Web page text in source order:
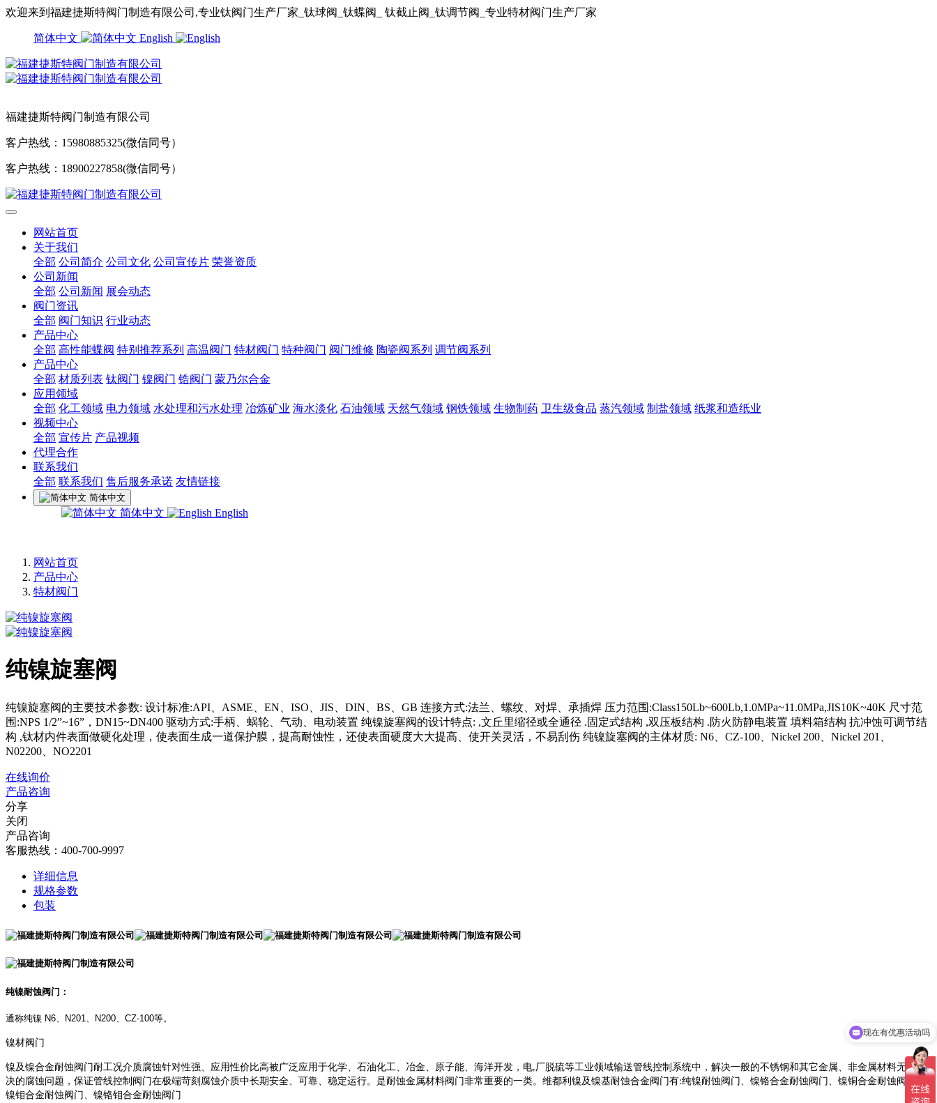
欢迎来到福建捷斯特阀门制造有限公司,专业钛阀门生产厂家_钛球阀_钛蝶阀_ 钛截止阀_钛调节阀_专业特材阀门生产厂家
简体中文 English
福建捷斯特阀门制造有限公司
客户热线：15980885325(微信同号）
客户热线：18900227858(微信同号）
网站首页
关于我们
全部 公司简介 公司文化 公司宣传片 荣誉资质
公司新闻
全部 公司新闻 展会动态
阀门资讯
全部 阀门知识 行业动态
产品中心
全部 高性能蝶阀 特别推荐系列 高温阀门 特材阀门 特种阀门 阀门维修 陶瓷阀系列 调节阀系列
产品中心
全部 材质列表 钛阀门 镍阀门 锆阀门 蒙乃尔合金
应用领域
全部 化工领域 电力领域 水处理和污水处理 冶炼矿业 海水淡化 石油领域 天然气领域 钢铁领域 生物制药 卫生级食品 蒸汽领域 制盐领域 纸浆和造纸业
视频中心
全部 宣传片 产品视频
代理合作
联系我们
全部 联系我们 售后服务承诺 友情链接
简体中文
简体中文 English
网站首页
产品中心
特材阀门
纯镍旋塞阀
纯镍旋塞阀的主要技术参数: 设计标准:API、ASME、EN、ISO、JIS、DIN、BS、GB 连接方式:法兰、螺纹、对焊、承插焊 压力范围:Class150Lb~600Lb,1.0MPa~11.0MPa,JIS10K~40K 尺寸范
围:NPS 1/2”~16”，DN15~DN400 驱动方式:手柄、蜗轮、气动、电动装置 纯镍旋塞阀的设计特点: ,文丘里缩径或全通径 .固定式结构 ,双压板结构 .防火防静电装置 填料箱结构 抗冲蚀可调节结
构 ,钛材内件表面做硬化处理，使表面生成一道保护膜，提高耐蚀性，还使表面硬度大大提高、使开关灵活，不易刮伤 纯镍旋塞阀的主体材质: N6、CZ-100、Nickel 200、Nickel 201、
N02200、NO2201
在线询价
产品咨询
分享
关闭
产品咨询
客服热线：400-700-9997
详细信息
规格参数
包装
纯镍耐蚀阀门：
通称纯镍 N6 N201 N200 CZ-100等。
镍材阀门
镍及镍合金耐蚀阀门耐工况介质腐蚀针对性强、应用性价比高被广泛应用于化学、石油化工、冶金、原子能、海洋开发，电,厂脱硫等工业领域输送管线控制系统中，解决一般的不锈钢和其它金属、非金属材料无法解
决的腐蚀问题，保证管线控制阀门在极端苛刻腐蚀介质中长期安全、可靠、稳定运行。是耐蚀金属材料阀门非常重要的一类。维都利镍及镍基耐蚀合金阀门有:纯镍耐蚀阀门、镍铬合金耐蚀阀门、镍铜合金耐蚀阀门、
镍钼合金耐蚀阀门、镍铬钼合金耐蚀阀门
现在有优惠活动吗